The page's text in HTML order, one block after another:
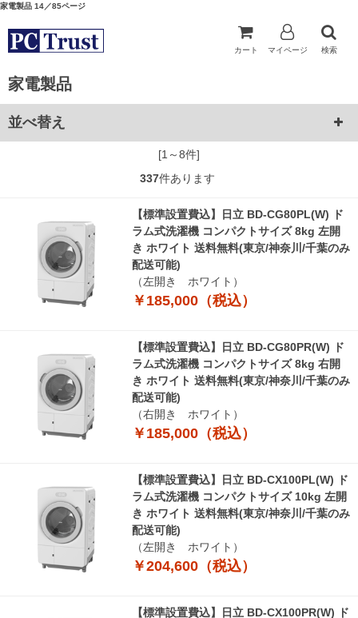
家電製品 14／85ページ
カート マイページ 検索
家電製品
並べ替え
[1～8件]
337件あります
【標準設置費込】日立 BD-CG80PL(W) ド
ラム式洗濯機 コンパクトサイズ 8kg 左開
き ホワイト 送料無料(東京/神奈川/千葉のみ
配送可能)
（左開き ホワイト）
￥185,000（税込）
【標準設置費込】日立 BD-CG80PR(W) ド
ラム式洗濯機 コンパクトサイズ 8kg 右開
き ホワイト 送料無料(東京/神奈川/千葉のみ
配送可能)
（右開き ホワイト）
￥185,000（税込）
【標準設置費込】日立 BD-CX100PL(W) ド
ラム式洗濯機 コンパクトサイズ 10kg 左開
き ホワイト 送料無料(東京/神奈川/千葉のみ
配送可能)
（左開き ホワイト）
￥204,600（税込）
【標準設置費込】日立 BD-CX100PR(W) ド